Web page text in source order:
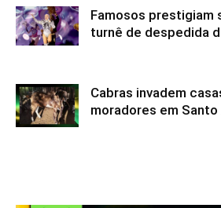
Famosos prestigiam
turnê de despedida
Cabras invadem
moradores em Santo